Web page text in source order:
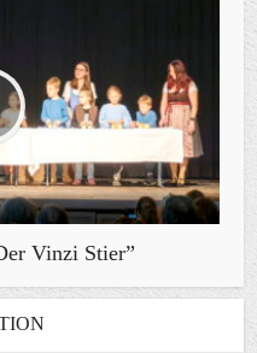
Vinzi Stier”